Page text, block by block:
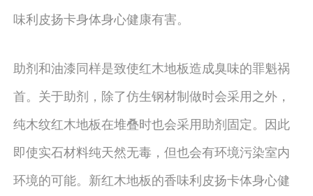
味利皮扬卡身体身心健康有害。
助剂和油漆同样是致使红木地板造成臭味的罪魁祸
首。关于助剂，除了仿生钢材制做时会采用之外，
纯木纹红木地板在堆叠时也会采用助剂固定。因此
即使实石材料纯天然无毒，但也会有环境污染室内
环境的可能。新红木地板的香味利皮扬卡体身心健